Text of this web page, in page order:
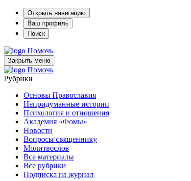
Открыть навигацию
Ваш профиль
Поиск
Помочь
Закрыть меню
Помочь
Рубрики
Основы Православия
Непридуманные истории
Психология и отношения
Академия «Фомы»
Новости
Вопросы священнику
Молитвослов
Все материалы
Все рубрики
Подписка на журнал